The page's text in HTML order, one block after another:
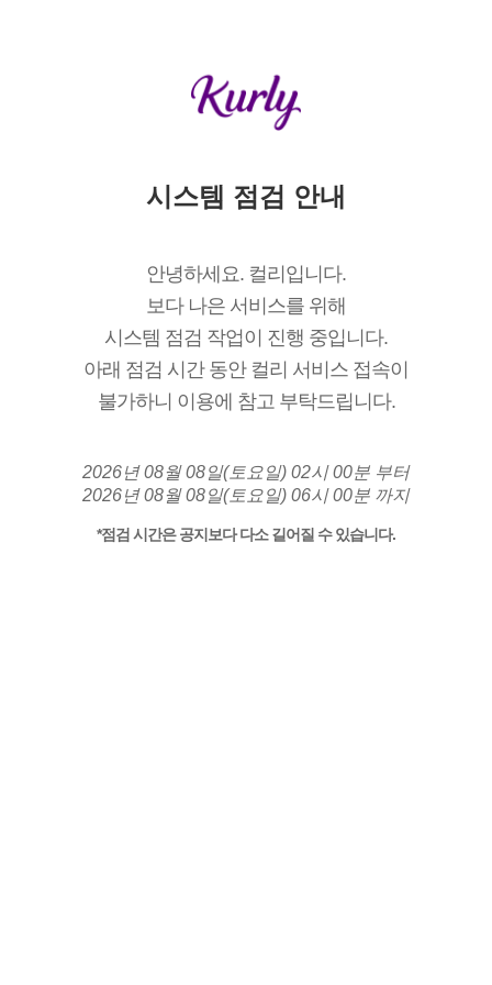
시스템 점검 안내
안녕하세요. 컬리입니다.
보다 나은 서비스를 위해
시스템 점검 작업이 진행 중입니다.
아래 점검 시간 동안 컬리 서비스 접속이
불가하니 이용에 참고 부탁드립니다.
2026년 08월 08일(토요일) 02시 00분 부터
2026년 08월 08일(토요일) 06시 00분 까지
*점검 시간은 공지보다 다소 길어질 수 있습니다.